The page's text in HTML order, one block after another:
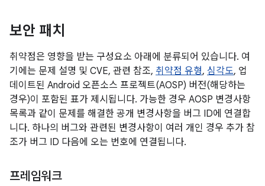
보안 패치
취약점은 영향을 받는 구성요소 아래에 분류되어 있습니다. 여
기에는 문제 설명 및 CVE, 관련 참조, 취약점 유형, 심각도, 업
데이트된 Android 오픈소스 프로젝트(AOSP) 버전(해당하는
경우)이 포함된 표가 제시됩니다. 가능한 경우 AOSP 변경사항
목록과 같이 문제를 해결한 공개 변경사항을 버그 ID에 연결합
니다. 하나의 버그와 관련된 변경사항이 여러 개인 경우 추가 참
조가 버그 ID 다음에 오는 번호에 연결됩니다.
프레임워크